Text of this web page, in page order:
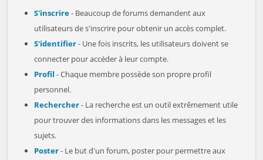
S'inscrire- Beaucoup de forums demandent aux
utilisateurs de s'inscrire pour obtenir un accès complet.
S'identifier- Une fois inscrits, les utilisateurs doivent se
connecter pour accéder à leur compte.
Profil - Chaque membre possède son propre profil
personnel.
Rechercher- La recherche est un outil extrêmement utile
pour trouver des informations dans les messages et les
sujets.
Poster- Le but d'un forum, poster pour permettre aux